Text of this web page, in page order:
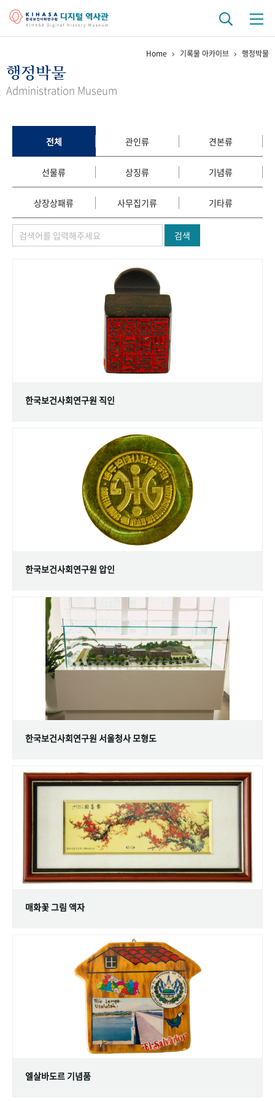
걸어온 길 기관 변천사
정책과 연구 키워드로 보는 연구 역사
연구자들
간행물 변천사
기록물 아카이브
사진 아카이브 문서 기록물 행정박물 영상 기록물
숫자로 보는 50년 50+1
Home 기록물 아카이브 행정박물
행정박물
Administration Museum
전체 관인류 견본류
선물류 상징류 기념류
상장상패류 사무집기류 기타류
검색
한국보건사회연구원 직인
한국보건사회연구원 압인
한국보건사회연구원 서울청사 모형도
매화꽃 그림 액자
엘살바도르 기념품